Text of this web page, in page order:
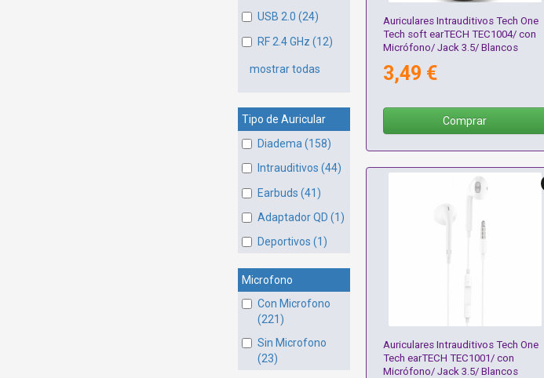
USB 2.0 (24)
RF 2.4 GHz (12)
mostrar todas
Tipo de Auricular
Diadema (158)
Intrauditivos (44)
Earbuds (41)
Adaptador QD (1)
Deportivos (1)
Microfono
Con Microfono
(221)
Sin Microfono
(23)
Auriculares Intrauditivos Tech One
Tech soft earTECH TEC1004/ con
Micrófono/ Jack 3.5/ Blancos
3,49 €
Comprar
Auriculares Intrauditivos Tech One
Tech earTECH TEC1001/ con
Micrófono/ Jack 3.5/ Blancos